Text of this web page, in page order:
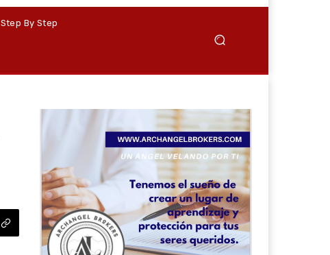
Step By Step